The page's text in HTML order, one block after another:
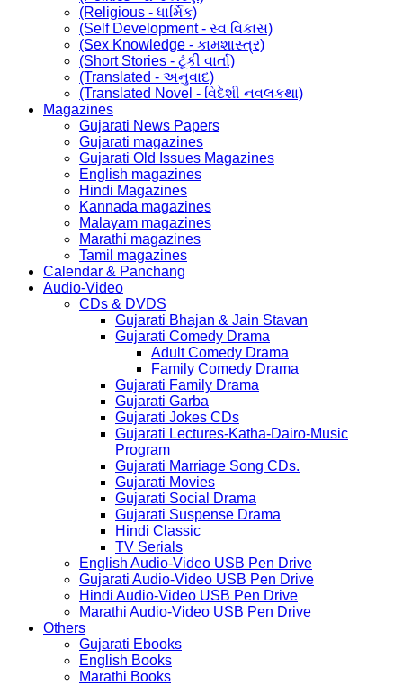
(Religious - ધાર્મિક)
(Self Development - સ્વ વિકાસ)
(Sex Knowledge - કામશાસ્ત્ર)
(Short Stories - ટૂંકી વાર્તા)
(Translated - અનુવાદ)
(Translated Novel - વિદેશી નવલકથા)
Magazines
Gujarati News Papers
Gujarati magazines
Gujarati Old Issues Magazines
English magazines
Hindi Magazines
Kannada magazines
Malayam magazines
Marathi magazines
Tamil magazines
Calendar & Panchang
Audio-Video
CDs & DVDS
Gujarati Bhajan & Jain Stavan
Gujarati Comedy Drama
Adult Comedy Drama
Family Comedy Drama
Gujarati Family Drama
Gujarati Garba
Gujarati Jokes CDs
Gujarati Lectures-Katha-Dairo-Music
Program
Gujarati Marriage Song CDs.
Gujarati Movies
Gujarati Social Drama
Gujarati Suspense Drama
Hindi Classic
TV Serials
English Audio-Video USB Pen Drive
Gujarati Audio-Video USB Pen Drive
Hindi Audio-Video USB Pen Drive
Marathi Audio-Video USB Pen Drive
Others
Gujarati Ebooks
English Books
Marathi Books